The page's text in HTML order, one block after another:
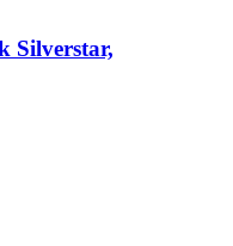
Silverstar,